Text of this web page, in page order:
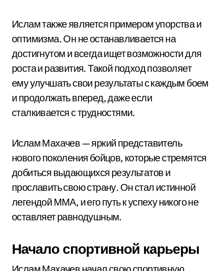
Ислам также является примером упорства и
оптимизма. Он не останавливается на
достигнутом и всегда ищет возможности для
роста и развития. Такой подход позволяет
ему улучшать свои результаты с каждым боем
и продолжать вперед, даже если
сталкивается с трудностями.
Ислам Махачев — яркий представитель
нового поколения бойцов, которые стремятся
добиться выдающихся результатов и
прославить свою страну. Он стал истинной
легендой ММА, и его путь к успеху никого не
оставляет равнодушным.
Начало спортивной карьеры